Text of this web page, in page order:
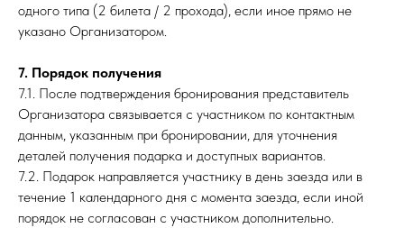
одного типа (2 билета / 2 прохода), если иное прямо не
указано Организатором.
7. Порядок получения
7.1. После подтверждения бронирования представитель
Организатора связывается с участником по контактным
данным, указанным при бронировании, для уточнения
деталей получения подарка и доступных вариантов.
7.2. Подарок направляется участнику в день заезда или в
течение 1 календарного дня с момента заезда, если иной
порядок не согласован с участником дополнительно.